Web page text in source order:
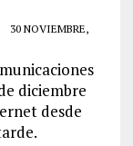
30 NOVIEMBRE,
diciembre
desde